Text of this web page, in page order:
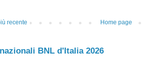
recente Home page
BNL d'Italia 2026